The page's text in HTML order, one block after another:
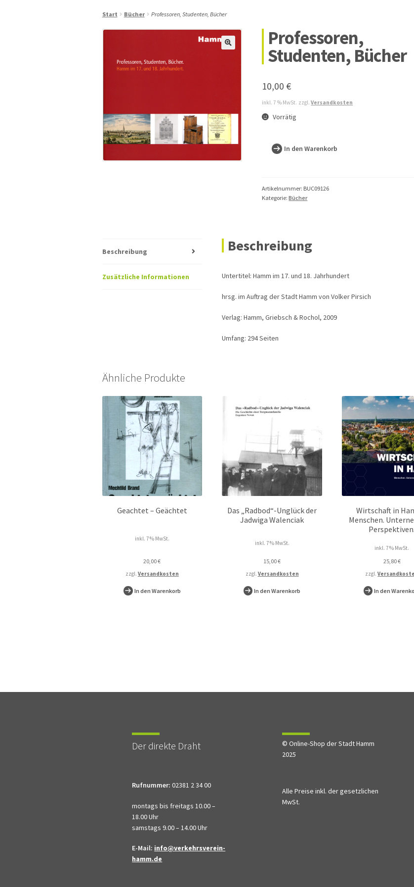
Start Bücher Professoren, Studenten, Bücher
Professoren,
Studenten, Bücher
10,00€
inkl. 7 % MwSt. zzgl.Versandkosten
Vorrätig
Professoren,
Studenten,
In den Warenkorb
Artikelnummer: BUC09126
Kategorie:Bücher
Beschreibung
Zusätzliche Informationen
Beschreibung
Untertitel: Hamm im 17. und 18. Jahrhundert
hrsg. im Auftrag der Stadt Hamm von Volker Pirsich
Verlag: Hamm, Griebsch & Rochol, 2009
Umfang: 294 Seiten
Ähnliche Produkte
Geachtet – Geächtet
inkl. 7 % MwSt.
20,00€
zzgl. Versandkosten
In den Warenkorb
Das „Radbod“-Unglück der
Jadwiga Walenciak
inkl. 7 % MwSt.
15,00€
zzgl. Versandkosten
In den Warenkorb
Wirtschaft in
Menschen.
Perspektiven.
inkl. 7 % MwSt.
25,80€
zzgl.
In den
Der direkte Draht
Rufnummer: 02381 2 34 00
montags bis freitags 10.00 –
18.00 Uhr
samstags 9.00 – 14.00 Uhr
E-Mail: info@verkehrsverein-
hamm.de
© Online-Shop der Stadt Hamm
2025
Alle Preise inkl. der gesetzlichen
MwSt.